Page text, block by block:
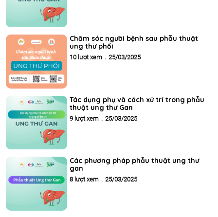
Chăm sóc người bệnh sau phẫu thuật
ung thư phổi
10 lượt xem . 25/03/2025
Tác dụng phụ và cách xử trí trong phẫu
thuật ung thư Gan
9 lượt xem . 25/03/2025
Các phương pháp phẫu thuật ung thư
gan
8 lượt xem . 25/03/2025